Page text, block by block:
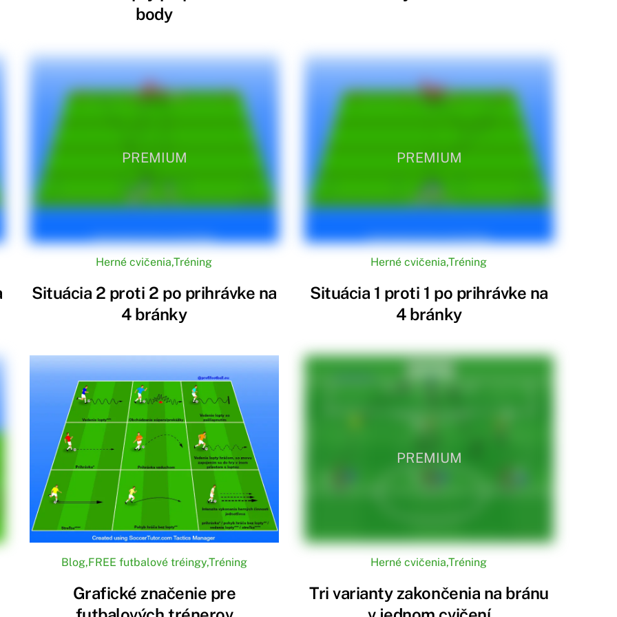
body
PREMIUM
Herné cvičenia,Tréning
Situácia 2 proti 2 po prihrávke na
4 bránky
PREMIUM
Herné cvičenia,Tréning
Situácia 1 proti 1 po prihrávke na
4 bránky
Blog,FREE futbalové tréingy,Tréning
Grafické značenie pre
PREMIUM
Herné cvičenia,Tréning
Tri varianty zakončenia na bránu